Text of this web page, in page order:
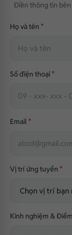
Điền thông tin bên
Họ và tên *
Số điện thoại *
Email *
Vị trí ứng tuyển *
Kinh nghiệm &